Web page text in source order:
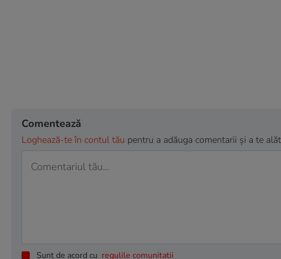
Comentează
Loghează-te în contul tău pentru a adăuga comentarii și a te
Sunt de acord cu regulile comunitatii